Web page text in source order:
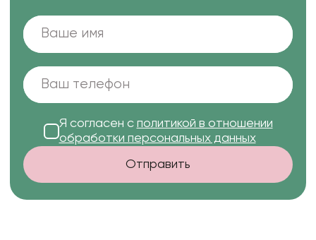
Я согласен с политикой в отношении
обработки персональных данных
Отправить